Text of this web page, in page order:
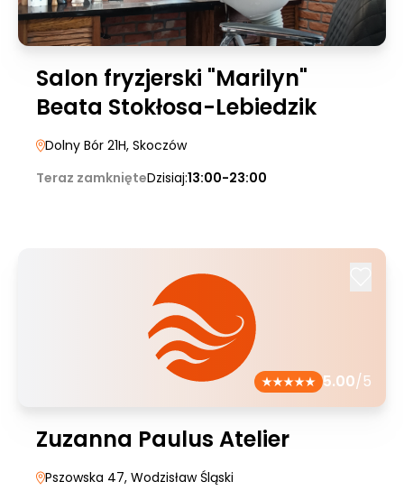
Salon fryzjerski "Marilyn"
Beata Stokłosa-Lebiedzik
Dolny Bór 21H, Skoczów
Teraz zamknięteDzisiaj:13:00-23:00
5.00/5
Zuzanna Paulus Atelier
Pszowska 47, Wodzisław Śląski